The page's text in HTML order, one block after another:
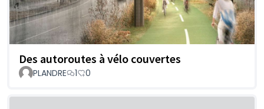
Des autoroutes à vélo couvertes
PLANDRE 1 0